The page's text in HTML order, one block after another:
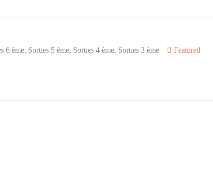
6 ème Sorties 5 ème Sorties 4 ème Sorties 3 ème Featured